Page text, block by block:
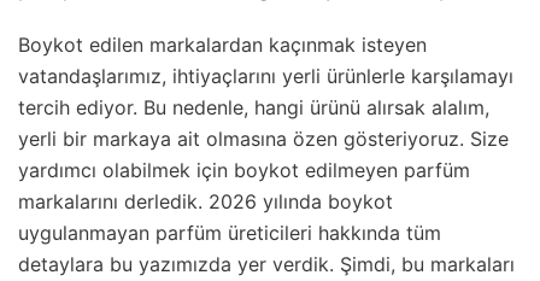
Boykot edilen markalardan kaçınmak isteyen
vatandaşlarımız, ihtiyaçlarını yerli ürünlerle karşılamayı
tercih ediyor. Bu nedenle, hangi ürünü alırsak alalım,
yerli bir markaya ait olmasına özen gösteriyoruz. Size
yardımcı olabilmek için boykot edilmeyen parfüm
markalarını derledik. 2026 yılında boykot
uygulanmayan parfüm üreticileri hakkında tüm
detaylara bu yazımızda yer verdik. Şimdi, bu markaları